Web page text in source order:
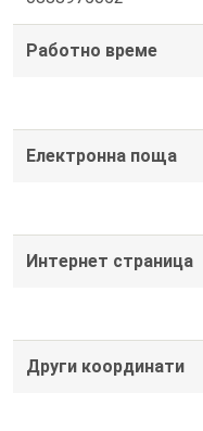
Работно време
Електронна поща
Интернет страница
Други координати